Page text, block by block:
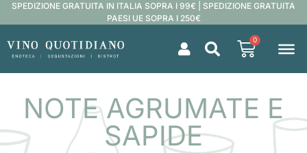
SPEDIZIONE GRATUITA IN ITALIA SOPRA I 99€ | SPEDIZIONE GRATUITA
PAESI UE SOPRA I 250€
0
NOTE AGRUMATE E
SAPIDE